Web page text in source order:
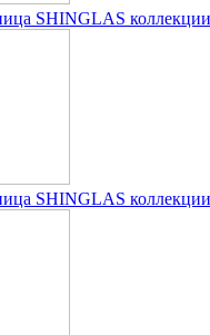
SHINGLAS
SHINGLAS